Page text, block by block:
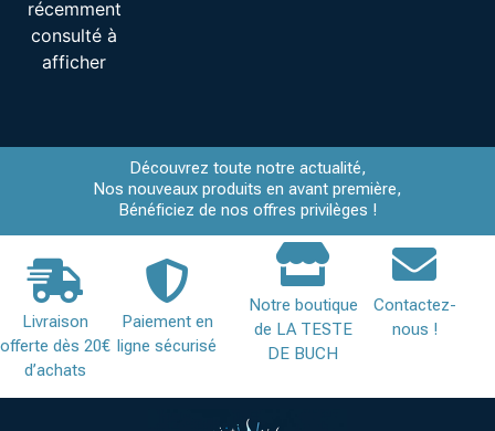
récemment
consulté à
afficher
Découvrez toute notre actualité,
Nos nouveaux produits en avant première,
Bénéficiez de nos offres privilèges !
Livraison
offerte dès 20€
d’achats
Paiement en
ligne sécurisé
Notre boutique
de LA TESTE
DE BUCH
Contactez-
nous !